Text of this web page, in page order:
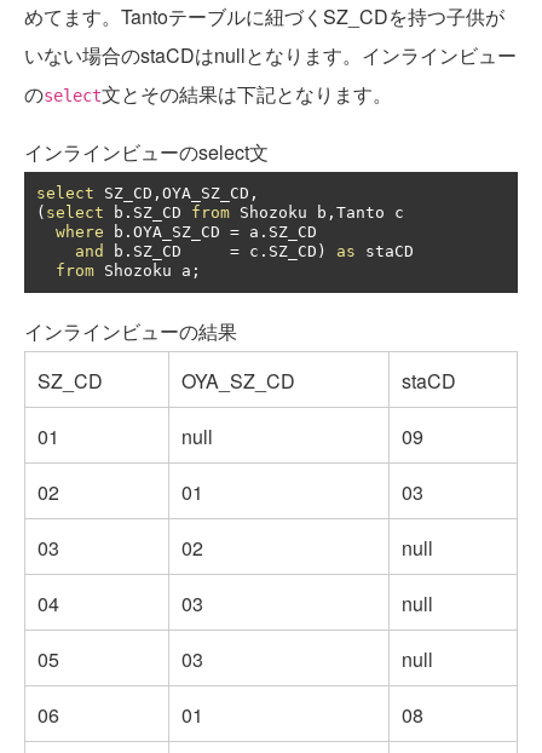
めてます。Tantoテーブルに紐づくSZ_CDを持つ子供が
いない場合のstaCDはnullとなります。インラインビュー
のselect文とその結果は下記となります。
インラインビューのselect文
select SZ_CD , OYA_SZ_CD ,
( select b . SZ_CD from Shozoku b , Tanto c
where b . OYA_SZ_CD = a . SZ_CD
and
b . SZ_CD = c . SZ_CD ) as staCD
from Shozoku a ;
インラインビューの結果
SZ_CD
OYA_SZ_CD
staCD
01
null
09
02
01
03
03
02
null
04
03
null
05
03
null
06
01
08